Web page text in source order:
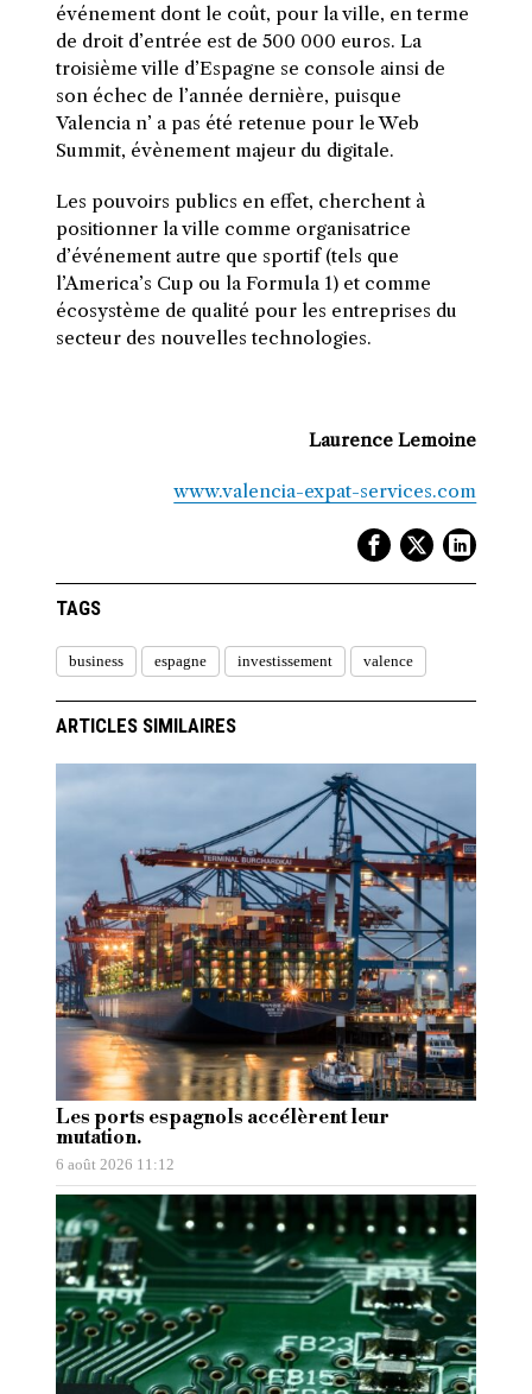
événement dont le coût, pour la ville, en terme
de droit d’entrée est de 500 000 euros. La
troisième ville d’Espagne se console ainsi de
son échec de l’année dernière, puisque
Valencia n’ a pas été retenue pour le Web
Summit, évènement majeur du digitale.
Les pouvoirs publics en effet, cherchent à
positionner la ville comme organisatrice
d’événement autre que sportif (tels que
l’America’s Cup ou la Formula 1)et comme
écosystème de qualité pour les entreprises du
secteur des nouvelles technologies.
Laurence Lemoine
www.valencia-expat-services.com
TAGS
business espagne investissement valence
ARTICLES SIMILAIRES
Les ports espagnols accélèrent leur
mutation.
6 août 2026 11:12